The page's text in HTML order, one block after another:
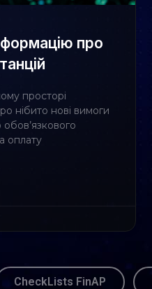
про
просторі
нібито нові вимоги
оплату
CheckLists FinAP